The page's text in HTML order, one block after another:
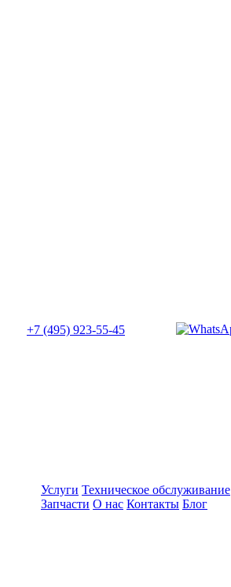
+7 (495) 923-55-45
Услуги Техническое обслуживание
Запчасти О нас Контакты Блог